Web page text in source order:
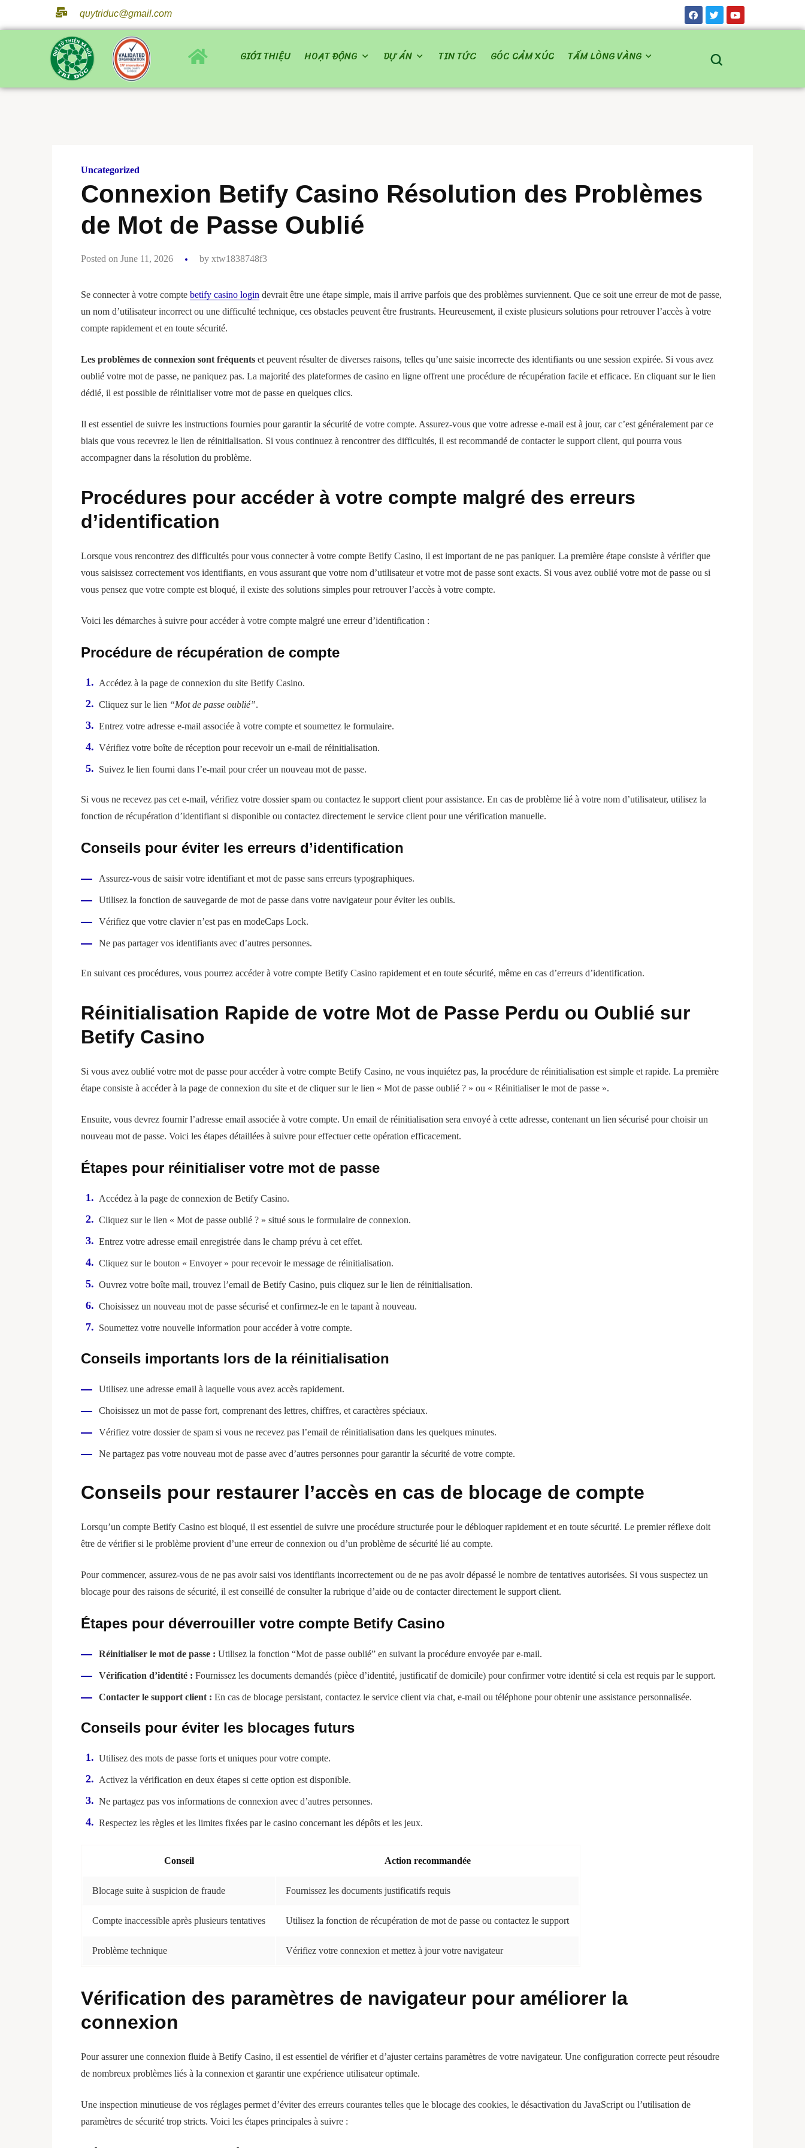
quytriduc@gmail.com
GIỚI THIỆU HOẠT ĐỘNG DỰ ÁN TIN TỨC GÓC CẢM XÚC TẤM LÒNG VÀNG
Uncategorized
Connexion Betify Casino Résolution des Problèmes
de Mot de Passe Oublié
Posted on June 11, 2026 by xtw1838748f3
Se connecter à votre compte betify casino login devrait être une étape simple, mais il arrive parfois que des problèmes surviennent. Que ce soit une erreur de mot de passe,
un nom d’utilisateur incorrect ou une difficulté technique, ces obstacles peuvent être frustrants. Heureusement, il existe plusieurs solutions pour retrouver l’accès à votre
compte rapidement et en toute sécurité.
Les problèmes de connexion sont fréquents et peuvent résulter de diverses raisons, telles qu’une saisie incorrecte des identifiants ou une session expirée. Si vous avez
oublié votre mot de passe, ne paniquez pas. La majorité des plateformes de casino en ligne offrent une procédure de récupération facile et efficace. En cliquant sur le lien
dédié, il est possible de réinitialiser votre mot de passe en quelques clics.
Il est essentiel de suivre les instructions fournies pour garantir la sécurité de votre compte. Assurez-vous que votre adresse e-mail est à jour, car c’est généralement par ce
biais que vous recevrez le lien de réinitialisation. Si vous continuez à rencontrer des difficultés, il est recommandé de contacter le support client, qui pourra vous
accompagner dans la résolution du problème.
Procédures pour accéder à votre compte malgré des erreurs
d’identification
Lorsque vous rencontrez des difficultés pour vous connecter à votre compte Betify Casino, il est important de ne pas paniquer. La première étape consiste à vérifier que
vous saisissez correctement vos identifiants, en vous assurant que votre nom d’utilisateur et votre mot de passe sont exacts. Si vous avez oublié votre mot de passe ou si
vous pensez que votre compte est bloqué, il existe des solutions simples pour retrouver l’accès à votre compte.
Voici les démarches à suivre pour accéder à votre compte malgré une erreur d’identification :
Procédure de récupération de compte
Accédez à la page de connexion du site Betify Casino.
Cliquez sur le lien “Mot de passe oublié”.
Entrez votre adresse e-mail associée à votre compte et soumettez le formulaire.
Vérifiez votre boîte de réception pour recevoir un e-mail de réinitialisation.
Suivez le lien fourni dans l’e-mail pour créer un nouveau mot de passe.
Si vous ne recevez pas cet e-mail, vérifiez votre dossier spam ou contactez le support client pour assistance. En cas de problème lié à votre nom d’utilisateur, utilisez la
fonction de récupération d’identifiant si disponible ou contactez directement le service client pour une vérification manuelle.
Conseils pour éviter les erreurs d’identification
Assurez-vous de saisir votre identifiant et mot de passe sans erreurs typographiques.
Utilisez la fonction de sauvegarde de mot de passe dans votre navigateur pour éviter les oublis.
Vérifiez que votre clavier n’est pas en modeCaps Lock.
Ne pas partager vos identifiants avec d’autres personnes.
En suivant ces procédures, vous pourrez accéder à votre compte Betify Casino rapidement et en toute sécurité, même en cas d’erreurs d’identification.
Réinitialisation Rapide de votre Mot de Passe Perdu ou Oublié sur
Betify Casino
Si vous avez oublié votre mot de passe pour accéder à votre compte Betify Casino, ne vous inquiétez pas, la procédure de réinitialisation est simple et rapide. La première
étape consiste à accéder à la page de connexion du site et de cliquer sur le lien « Mot de passe oublié ? » ou « Réinitialiser le mot de passe ».
Ensuite, vous devrez fournir l’adresse email associée à votre compte. Un email de réinitialisation sera envoyé à cette adresse, contenant un lien sécurisé pour choisir un
nouveau mot de passe. Voici les étapes détaillées à suivre pour effectuer cette opération efficacement.
Étapes pour réinitialiser votre mot de passe
Accédez à la page de connexion de Betify Casino.
Cliquez sur le lien « Mot de passe oublié ? » situé sous le formulaire de connexion.
Entrez votre adresse email enregistrée dans le champ prévu à cet effet.
Cliquez sur le bouton « Envoyer » pour recevoir le message de réinitialisation.
Ouvrez votre boîte mail, trouvez l’email de Betify Casino, puis cliquez sur le lien de réinitialisation.
Choisissez un nouveau mot de passe sécurisé et confirmez-le en le tapant à nouveau.
Soumettez votre nouvelle information pour accéder à votre compte.
Conseils importants lors de la réinitialisation
Utilisez une adresse email à laquelle vous avez accès rapidement.
Choisissez un mot de passe fort, comprenant des lettres, chiffres, et caractères spéciaux.
Vérifiez votre dossier de spam si vous ne recevez pas l’email de réinitialisation dans les quelques minutes.
Ne partagez pas votre nouveau mot de passe avec d’autres personnes pour garantir la sécurité de votre compte.
Conseils pour restaurer l’accès en cas de blocage de compte
Lorsqu’un compte Betify Casino est bloqué, il est essentiel de suivre une procédure structurée pour le débloquer rapidement et en toute sécurité. Le premier réflexe doit
être de vérifier si le problème provient d’une erreur de connexion ou d’un problème de sécurité lié au compte.
Pour commencer, assurez-vous de ne pas avoir saisi vos identifiants incorrectement ou de ne pas avoir dépassé le nombre de tentatives autorisées. Si vous suspectez un
blocage pour des raisons de sécurité, il est conseillé de consulter la rubrique d’aide ou de contacter directement le support client.
Étapes pour déverrouiller votre compte Betify Casino
Réinitialiser le mot de passe : Utilisez la fonction “Mot de passe oublié” en suivant la procédure envoyée par e-mail.
Vérification d’identité : Fournissez les documents demandés (pièce d’identité, justificatif de domicile) pour confirmer votre identité si cela est requis par le support.
Contacter le support client : En cas de blocage persistant, contactez le service client via chat, e-mail ou téléphone pour obtenir une assistance personnalisée.
Conseils pour éviter les blocages futurs
Utilisez des mots de passe forts et uniques pour votre compte.
Activez la vérification en deux étapes si cette option est disponible.
Ne partagez pas vos informations de connexion avec d’autres personnes.
Respectez les règles et les limites fixées par le casino concernant les dépôts et les jeux.
Conseil Action recommandée
Blocage suite à suspicion de fraude Fournissez les documents justificatifs requis
Compte inaccessible après plusieurs tentatives Utilisez la fonction de récupération de mot de passe ou contactez le support
Problème technique Vérifiez votre connexion et mettez à jour votre navigateur
Vérification des paramètres de navigateur pour améliorer la
connexion
Pour assurer une connexion fluide à Betify Casino, il est essentiel de vérifier et d’ajuster certains paramètres de votre navigateur. Une configuration correcte peut résoudre
de nombreux problèmes liés à la connexion et garantir une expérience utilisateur optimale.
Une inspection minutieuse de vos réglages permet d’éviter des erreurs courantes telles que le blocage des cookies, le désactivation du JavaScript ou l’utilisation de
paramètres de sécurité trop stricts. Voici les étapes principales à suivre :